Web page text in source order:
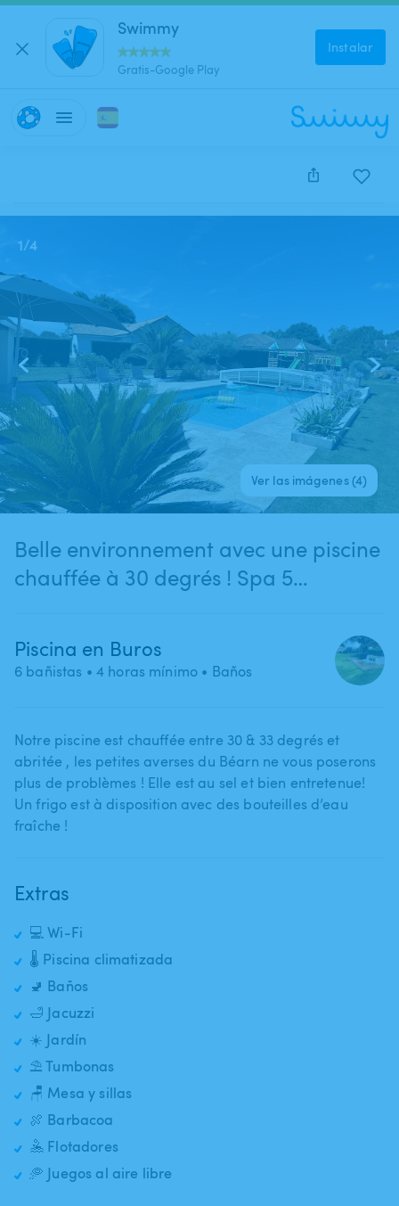
Swimmy
Gratis-Google Play
Instalar
1/4
Ver las imágenes (4)
Belle environnement avec une piscine
chauffée à 30 degrés ! Spa 5
trampoline à disposition à 2 min de
Pau (Buros)
Piscina en Buros
6 bañistas • 4 horas mínimo • Baños
Notre piscine est chauffée entre 30 & 33 degrés et
abritée ​,​ les petites averses du Béarn ne vous poserons
plus de problèmes ! Elle est au sel et bien entretenue!
Un frigo est à disposition avec des bouteilles d’eau
fraîche !
Extras
💻 Wi-Fi
🌡️ Piscina climatizada
🚽 Baños
🛁 Jacuzzi
☀️ Jardín
⛱️ Tumbonas
🪑 Mesa y sillas
🍖 Barbacoa
🤽 Flotadores
🥏 Juegos al aire libre